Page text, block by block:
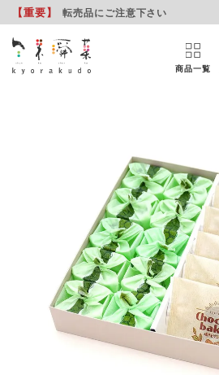
【重要】 転売品にご注意下さい
商品一覧